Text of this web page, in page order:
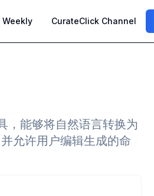
Weekly CurateClick Channel
，能够将自然语言转换为
允许用户编辑生成的命